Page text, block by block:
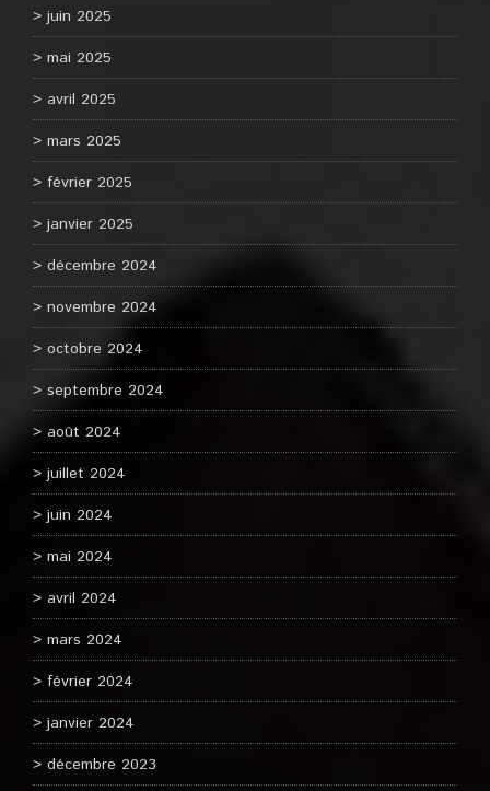
juin 2025
mai 2025
avril 2025
mars 2025
février 2025
janvier 2025
décembre 2024
novembre 2024
octobre 2024
septembre 2024
août 2024
juillet 2024
juin 2024
mai 2024
avril 2024
mars 2024
février 2024
janvier 2024
décembre 2023